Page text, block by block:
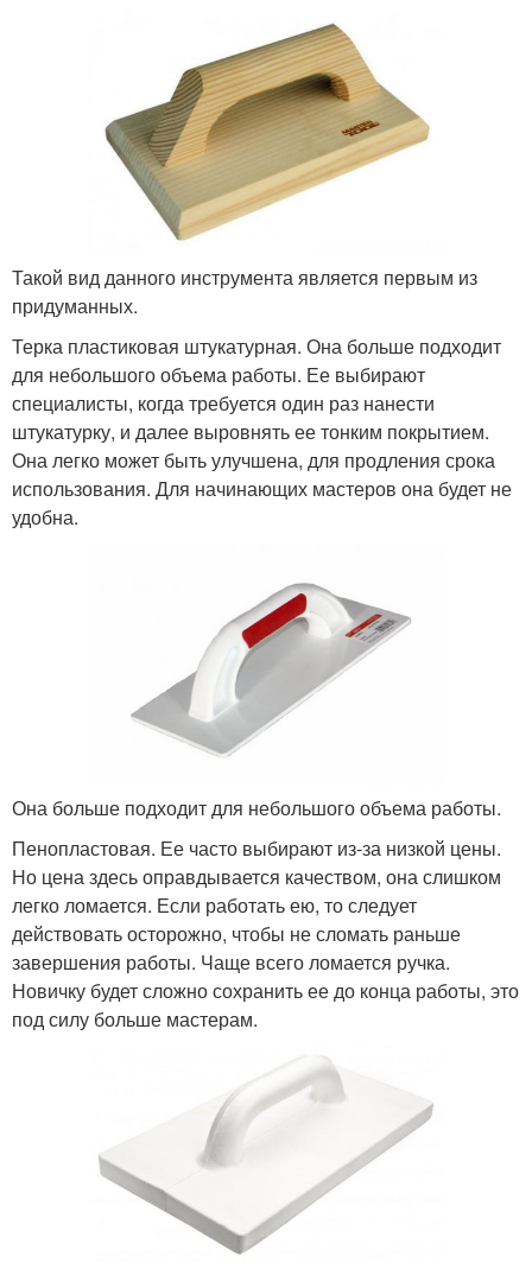
Такой вид данного инструмента является первым из
придуманных.
Терка пластиковая штукатурная. Она больше подходит
для небольшого объема работы. Ее выбирают
специалисты, когда требуется один раз нанести
штукатурку, и далее выровнять ее тонким покрытием.
Она легко может быть улучшена, для продления срока
использования. Для начинающих мастеров она будет не
удобна.
Она больше подходит для небольшого объема работы.
Пенопластовая. Ее часто выбирают из-за низкой цены.
Но цена здесь оправдывается качеством, она слишком
легко ломается. Если работать ею, то следует
действовать осторожно, чтобы не сломать раньше
завершения работы. Чаще всего ломается ручка.
Новичку будет сложно сохранить ее до конца работы, это
под силу больше мастерам.